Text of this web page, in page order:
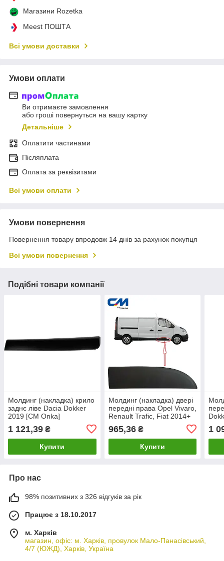
Магазини Rozetka
Meest ПОШТА
Всі умови доставки
Умови оплати
Ви отримаєте замовлення
або гроші повернуться на вашу картку
Детальніше
Оплатити частинами
Післяплата
Оплата за реквізитами
Всі умови оплати
Умови повернення
Повернення товару впродовж 14 днів за рахунок покупця
Всі умови повернення
Подібні товари компанії
Молдинг (накладка) крило
заднє ліве Dacia Dokker
2019 [СМ Onka]
1 121,39 ₴
Купити
Молдинг (накладка) двері
передні права Opel Vivaro,
Renault Trafic, Fiat 2014+
965,36₴
Купити
1
Про нас
98% позитивних з 326 відгуків за рік
Працює з 18.10.2017
м. Харків
магазин, офіс: м. Харків, провулок Мало-Панасівський,
4/7 (ЮЖД), Харків, Україна